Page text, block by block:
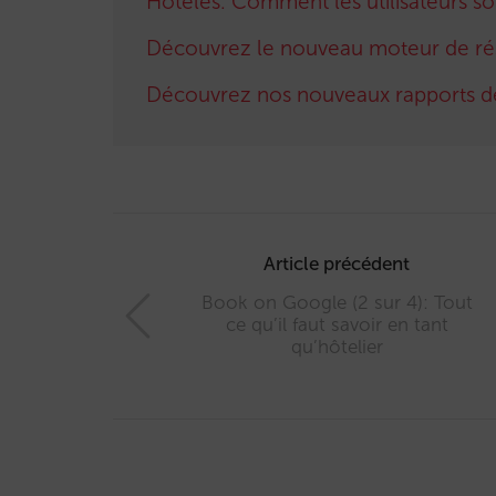
Découvrez le nouveau moteur de
Découvrez nos nouveaux rapports
Article précédent
Book on Google (2 sur 4): Tout
ce qu’il faut savoir en tant
qu’hôtelier